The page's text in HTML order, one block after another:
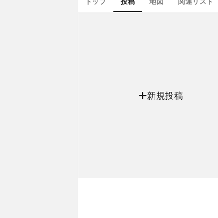
新規投稿